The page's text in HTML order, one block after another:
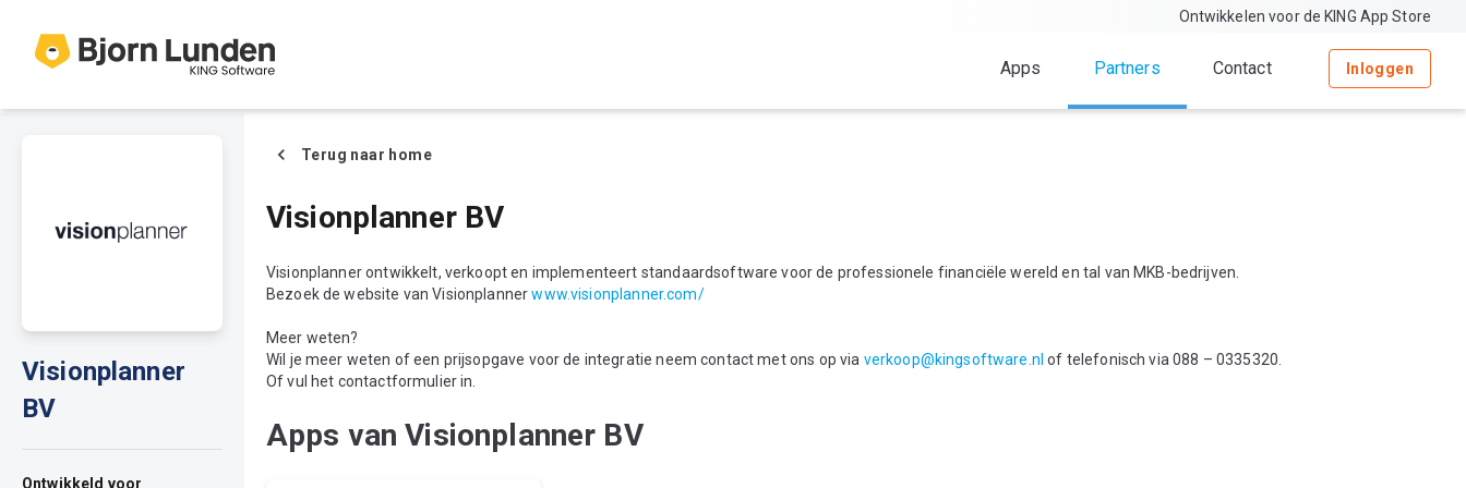
Ontwikkelen voor de KING App Store
Apps Partners Contact Inloggen
Visionplanner
BV
Ontwikkeld voor
Terug naar home
Visionplanner BV
Visionplanner ontwikkelt, verkoopt en implementeert standaardsoftware voor de professionele financiële wereld en tal van MKB-bedrijven.
Bezoek de website van Visionplannerwww.visionplanner.com/
Meer weten?
Wil je meer weten of een prijsopgave voor de integratie neem contact met ons op via verkoop@kingsoftware.nl of telefonisch via 088 – 0335320.
Of vul het contactformulier in.
Apps van Visionplanner BV